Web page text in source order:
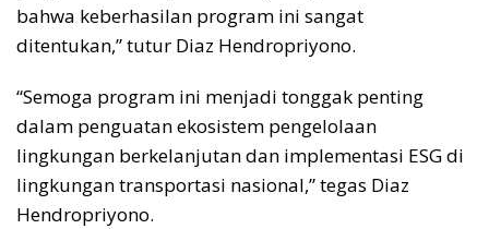
bahwa keberhasilan program ini sangat
ditentukan,” tutur Diaz Hendropriyono.
“Semoga program ini menjadi tonggak penting
dalam penguatan ekosistem pengelolaan
lingkungan berkelanjutan dan implementasi ESG di
lingkungan transportasi nasional,” tegas Diaz
Hendropriyono.